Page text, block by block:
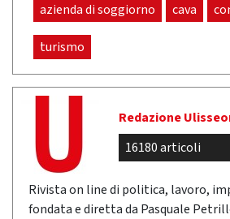
azienda di soggiorno cava
turismo
Redazione
16180 articoli
Rivista on line di politica, lavoro,
fondata e diretta da Pasquale